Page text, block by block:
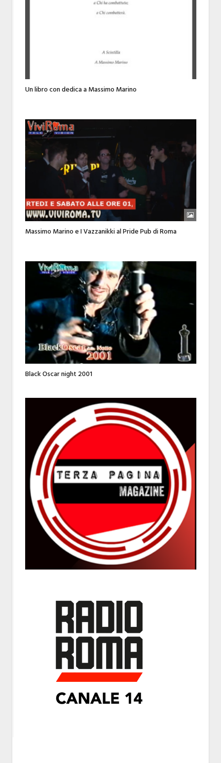
Un libro con dedica a Massimo Marino
Massimo Marino e I Vazzanikki al Pride Pub di Roma
Black Oscar night 2001